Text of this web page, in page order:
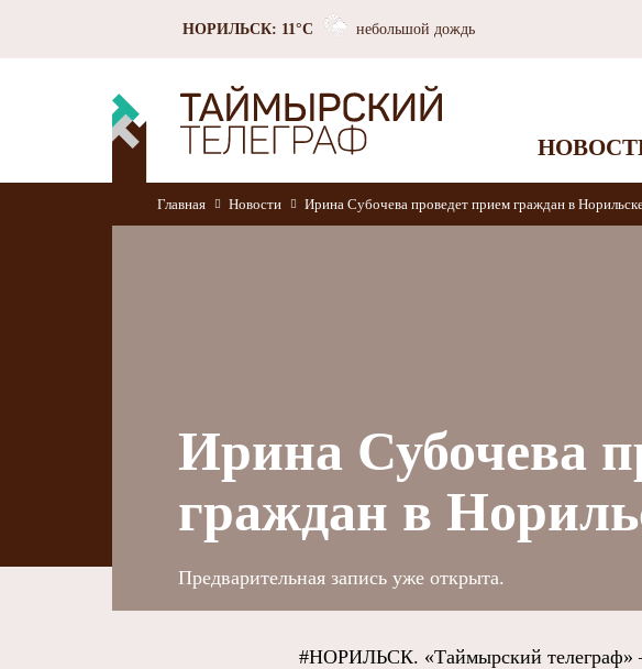
НОРИЛЬСК: 11°C небольшой дождь
Главная Новости Ирина Субочева проведет прием граждан в
Ирина Субочева
граждан в
Предварительная запись уже открыта.
#НОРИЛЬСК. «Таймырский телеграф»